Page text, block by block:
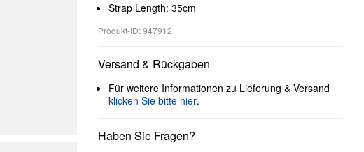
Strap Length: 35cm
Produkt-ID: 947912
Versand & Rückgaben
Für weitere Informationen zu Lieferung & Versand
klicken Sie bitte hier.
Haben Sie Fragen?